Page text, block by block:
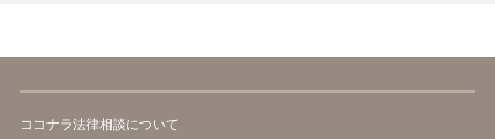
ココナラ法律相談について